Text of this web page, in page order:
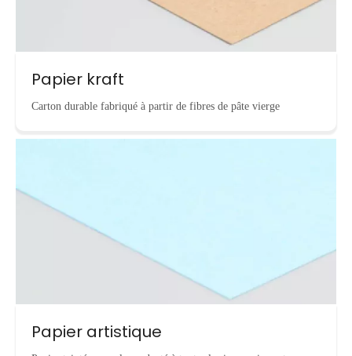
Papier kraft
Carton durable fabriqué à partir de fibres de pâte vierge
Papier artistique